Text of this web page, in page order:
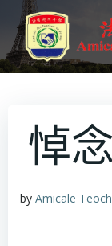
悼
by Amicale